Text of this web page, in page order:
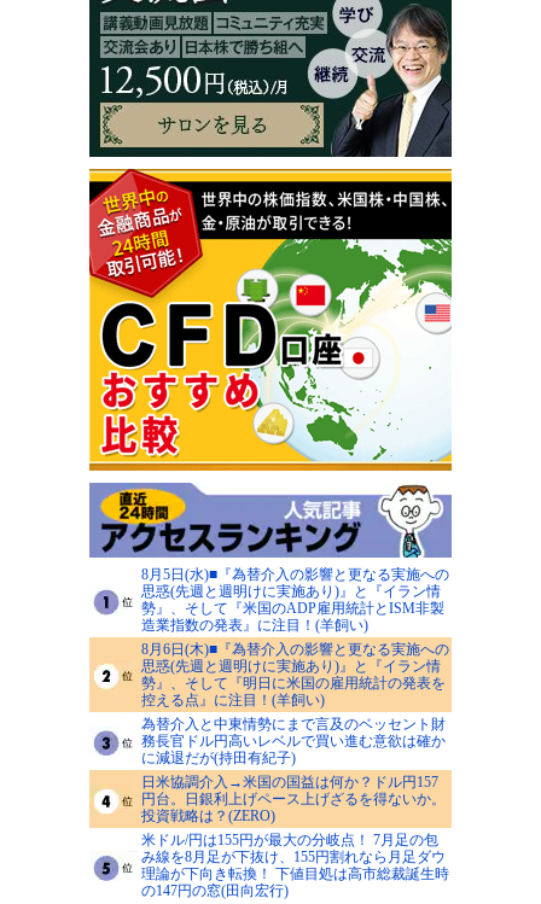
8月5日(水)■『為替介入の影響と更なる実施への
思惑(先週と週明けに実施あり)』と『イラン情
勢』、そして『米国のADP雇用統計とISM非製
造業指数の発表』に注目！(羊飼い)
8月6日(木)■『為替介入の影響と更なる実施への
思惑(先週と週明けに実施あり)』と『イラン情
勢』、そして『明日に米国の雇用統計の発表を
控える点』に注目！(羊飼い)
為替介入と中東情勢にまで言及のベッセント財
務長官ドル円高いレベルで買い進む意欲は確か
に減退だが(持田有紀子)
日米協調介入→米国の国益は何か？ドル円157
円台。日銀利上げペース上げざるを得ないか。
投資戦略は？(ZERO)
米ドル/円は155円が最大の分岐点！ 7月足の包
み線を8月足が下抜け、155円割れなら月足ダウ
理論が下向き転換！ 下値目処は高市総裁誕生時
の147円の窓(田向宏行)